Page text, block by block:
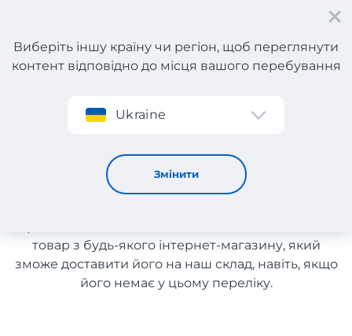
Реєстрація
Виберіть іншу країну чи регіон, щоб переглянути
контент відповідно до місця вашого перебування
Ukraine
Змінити
Спортивні товари з Англії
Спортивні товари з Англії
товар з будь-якого інтернет-магазину, який
зможе доставити його на наш склад, навіть, якщо
його немає у цьому переліку.